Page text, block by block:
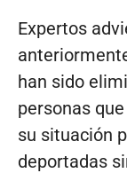
Expertos
han sido
personas
su situación
deportadas